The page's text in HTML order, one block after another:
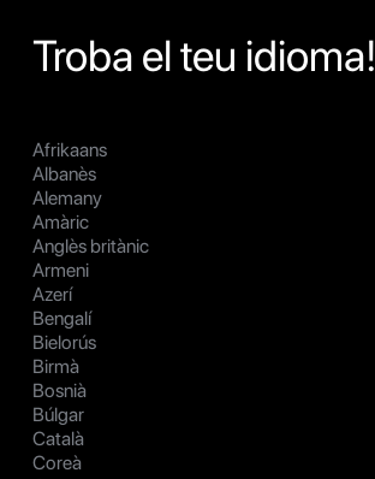
Troba el teu idioma!
Afrikaans
Albanès
Alemany
Amàric
Anglès britànic
Armeni
Azerí
Bengalí
Bielorús
Birmà
Bosnià
Búlgar
Català
Coreà